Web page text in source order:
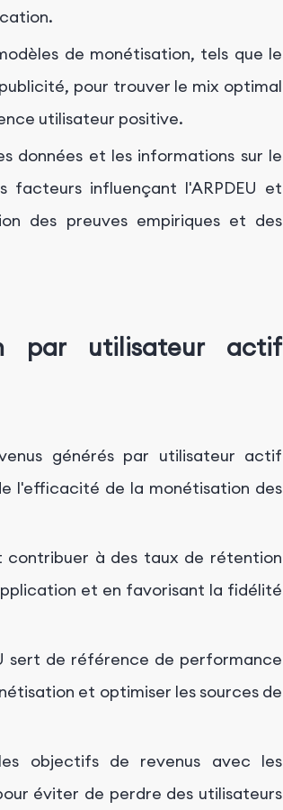
de monétisation, tels que le
pour trouver le mix optimal
utilisateur positive.
données et les informations sur le
facteurs influençant l'ARPDEU et
des preuves empiriques et des
par utilisateur actif
générés par utilisateur actif
l'efficacité de la monétisation des
contribuer à des taux de rétention
et en favorisant la fidélité
sert de référence de performance
et optimiser les sources de
objectifs de revenus avec les
éviter de perdre des utilisateurs